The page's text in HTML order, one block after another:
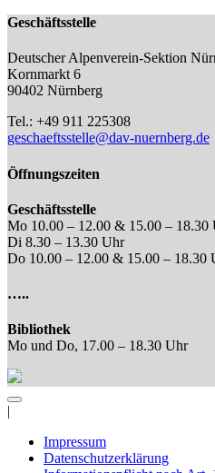
Geschäftsstelle
Deutscher Alpenverein-Sektion
Kornmarkt 6
90402 Nürnberg
Tel.: +49 911 225308
geschaeftsstelle@dav-nuernberg.de
Öffnungszeiten
Geschäftsstelle
Mo 10.00 – 12.00 & 15.00 – 18.30
Di 8.30 – 13.30 Uhr
Do 10.00 – 12.00 & 15.00 – 18.30
…..
Bibliothek
Mo und Do, 17.00 – 18.30 Uhr
Impressum
Datenschutzerklärung